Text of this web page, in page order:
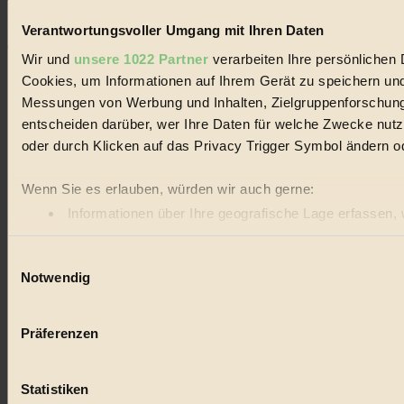
Verantwortungsvoller Umgang mit Ihren Daten
Wir und unsere 1022 Partnerverarbeiten Ihre persönlichen
Cookies, um Informationen auf Ihrem Gerät zu speichern
Messungen von Werbung und Inhalten,
entscheiden darüber, wer Ihre Daten für welche Zwecke
oder durch Klicken auf das Privacy Trigger Symbol ändern
Wenn Sie es erlauben, würden wir auch gerne:
Informationen über Ihre geografische Lage
Ihr Gerät durch aktives Scannen nach bestimmten
Einzelheiten
BIORAMA.eu verwendet Cookies
von externen Plattformen anzuzeigen, oder auch, um
Notwendig
Präferenzen
Statistiken
Noch kein Mitglied?
Hier gratis registrieren